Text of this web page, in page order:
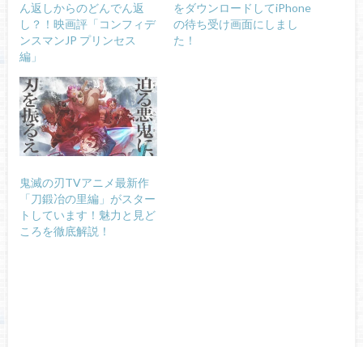
ん返しからのどんでん返
し？！映画評「コンフィデ
ンスマンJP プリンセス
編」
をダウンロードしてiPhone
の待ち受け画面にしまし
た！
鬼滅の刃TVアニメ最新作
「刀鍛冶の里編」がスター
トしています！魅力と見ど
ころを徹底解説！